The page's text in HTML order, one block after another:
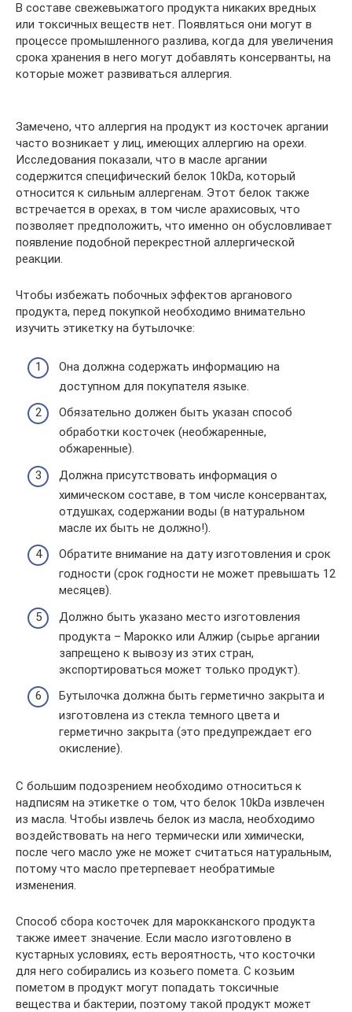
В составе свежевыжатого продукта никаких вредных
или токсичных веществ нет. Появляться они могут в
процессе промышленного разлива, когда для увеличения
срока хранения в него могут добавлять консерванты, на
которые может развиваться аллергия.
Замечено, что аллергия на продукт из косточек аргании
часто возникает у лиц, имеющих аллергию на орехи.
Исследования показали, что в масле аргании
содержится специфический белок 10kDa, который
относится к сильным аллергенам. Этот белок также
встречается в орехах, в том числе арахисовых, что
позволяет предположить, что именно он обусловливает
появление подобной перекрестной аллергической
реакции.
Чтобы избежать побочных эффектов арганового
продукта, перед покупкой необходимо внимательно
изучить этикетку на бутылочке:
Она должна содержать информацию на
доступном для покупателя языке.
Обязательно должен быть указан способ
обработки косточек (необжаренные,
обжаренные).
Должна присутствовать информация о
химическом составе, в том числе консервантах,
отдушках, содержании воды (в натуральном
масле их быть не должно!).
Обратите внимание на дату изготовления и срок
годности (срок годности не может превышать 12
месяцев).
Должно быть указано место изготовления
продукта – Марокко или Алжир (сырье аргании
запрещено к вывозу из этих стран,
экспортироваться может только продукт).
Бутылочка должна быть герметично закрыта и
изготовлена из стекла темного цвета и
герметично закрыта (это предупреждает его
окисление).
С большим подозрением необходимо относиться к
надписям на этикетке о том, что белок 10kDa извлечен
из масла. Чтобы извлечь белок из масла, необходимо
воздействовать на него термически или химически,
после чего масло уже не может считаться натуральным,
потому что масло претерпевает необратимые
изменения.
Способ сбора косточек для марокканского продукта
также имеет значение. Если масло изготовлено в
кустарных условиях, есть вероятность, что косточки
для него собирались из козьего помета. С козьим
пометом в продукт могут попадать токсичные
вещества и бактерии, поэтому такой продукт может